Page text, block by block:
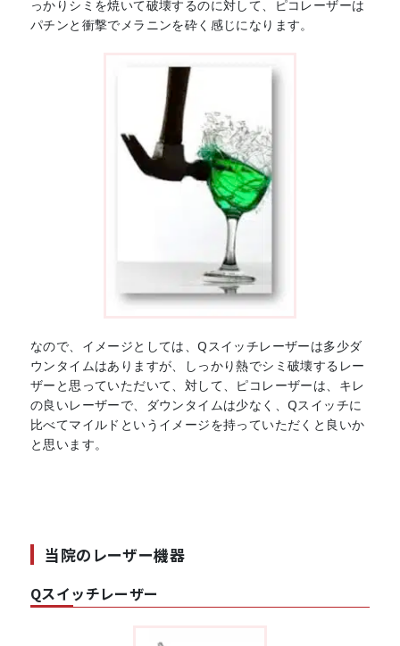
っかりシミを焼いて破壊するのに対して、ピコレーザーは
パチンと衝撃でメラニンを砕く感じになります。
なので、イメージとしては、Qスイッチレーザーは多少ダ
ウンタイムはありますが、しっかり熱でシミ破壊するレー
ザーと思っていただいて、対して、ピコレーザーは、キレ
の良いレーザーで、ダウンタイムは少なく、Qスイッチに
比べてマイルドというイメージを持っていただくと良いか
と思います。
当院のレーザー機器
Qスイッチレーザー